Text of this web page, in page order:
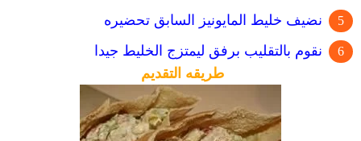
نضيف خليط المايونيز السابق تحضيره
نقوم بالتقليب برفق ليمتزج الخليط جيدا
طريقه التقديم